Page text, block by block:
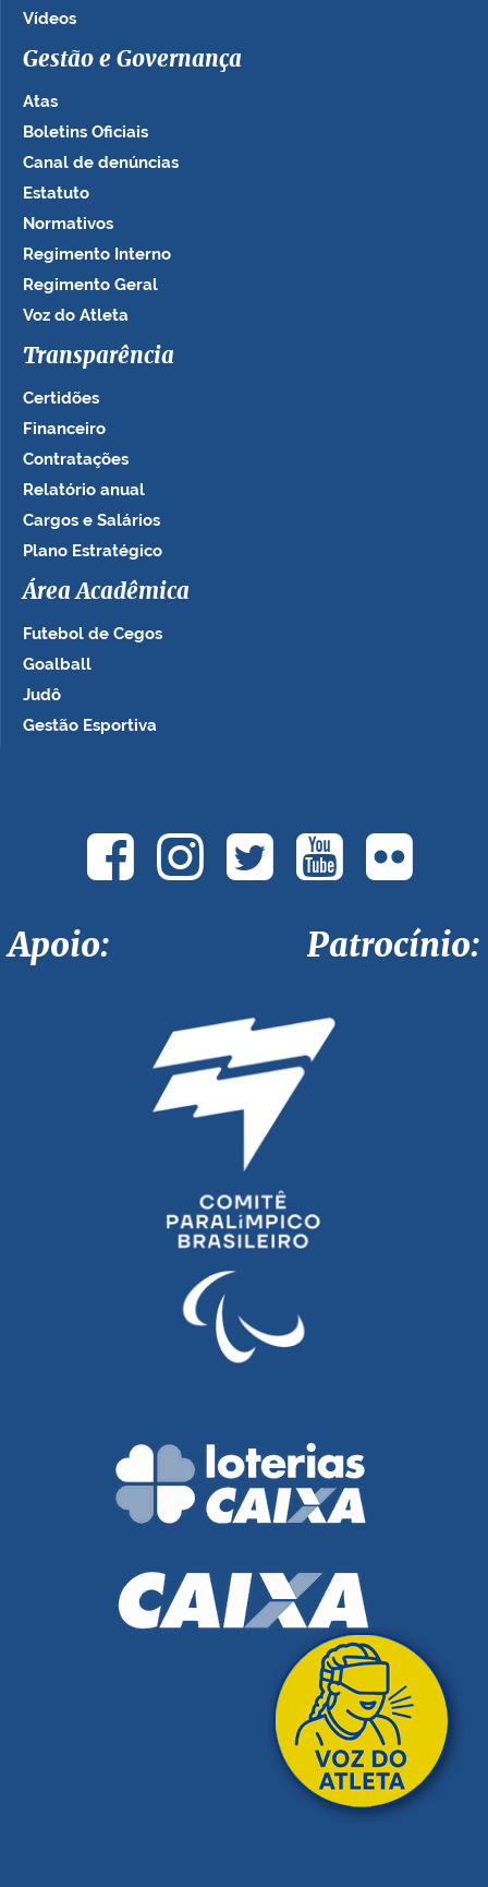
Vídeos
Gestão e Governança
Atas
Boletins Oficiais
Canal de denúncias
Estatuto
Normativos
Regimento Interno
Regimento Geral
Voz do Atleta
Transparência
Certidões
Financeiro
Contratações
Relatório anual
Cargos e Salários
Plano Estratégico
Área Acadêmica
Futebol de Cegos
Goalball
Judô
Gestão Esportiva
Apoio: Patrocínio: